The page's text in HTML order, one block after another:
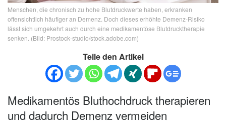
Menschen, die chronisch zu hohe Blutdruckwerte haben, erkranken
offensichtlich häufiger an Demenz. Doch dieses erhöhte Demenz-Risiko
lässt sich umgekehrt auch durch eine medikamentöse Blutdrucktherapie
senken. (Bild: Prostock-studio/stock.adobe.com)
Teile den Artikel
Medikamentös Bluthochdruck therapieren
und dadurch Demenz vermeiden